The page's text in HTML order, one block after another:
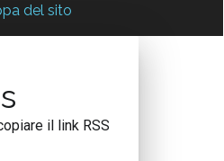
del sito
il link RSS